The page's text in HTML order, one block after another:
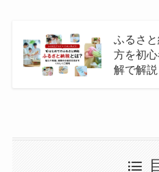
ふるさ
方を初
解で解